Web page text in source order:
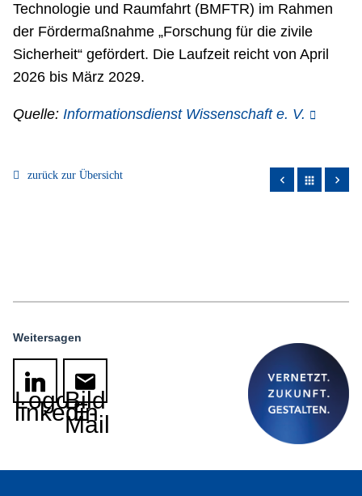
Technologie und Raumfahrt (BMFTR) im Rahmen
der Fördermaßnahme „Forschung für die zivile
Sicherheit“ gefördert. Die Laufzeit reicht von April
2026 bis März 2029.
Quelle: Informationsdienst Wissenschaft e. V.
zurück zur Übersicht apps
Weitersagen
Logo
linkedin
Bild
E-
Mail